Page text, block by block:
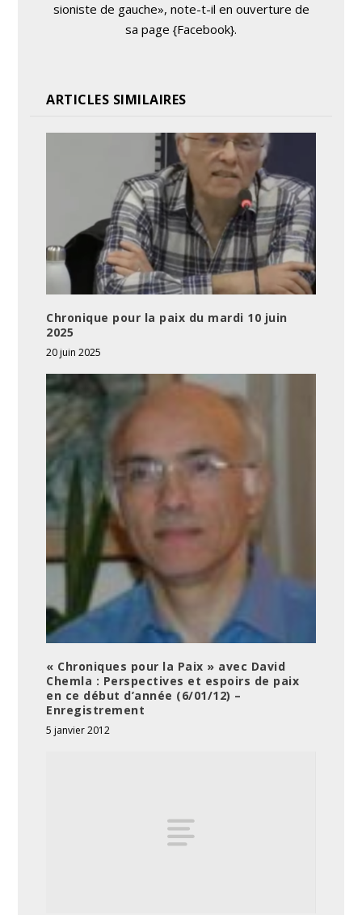
sioniste de gauche», note-t-il en ouverture de
sa page {Facebook}.
ARTICLES SIMILAIRES
Chronique pour la paix du mardi 10 juin
2025
20 juin 2025
« Chroniques pour la Paix » avec David
Chemla : Perspectives et espoirs de paix
en ce début d’année (6/01/12) –
Enregistrement
5 janvier 2012